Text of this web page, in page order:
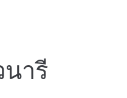
นารี